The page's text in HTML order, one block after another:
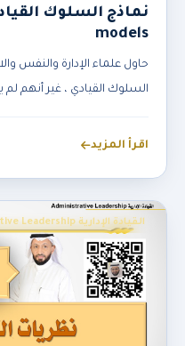
models
حاول علماء الإدارة والنفس
السلوك القيادي ، غير أنهم
اقرأ المزيد
القيادة الإدارية Administrative Leadership